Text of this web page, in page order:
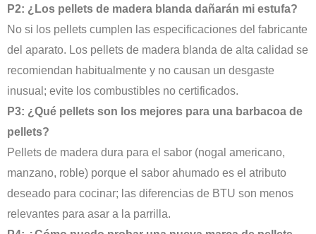
P2: ¿Los pellets de madera blanda dañarán mi estufa?
No si los pellets cumplen las especificaciones del fabricante
del aparato. Los pellets de madera blanda de alta calidad se
recomiendan habitualmente y no causan un desgaste
inusual; evite los combustibles no certificados.
P3: ¿Qué pellets son los mejores para una barbacoa de
pellets?
Pellets de madera dura para el sabor (nogal americano,
manzano, roble) porque el sabor ahumado es el atributo
deseado para cocinar; las diferencias de BTU son menos
relevantes para asar a la parrilla.